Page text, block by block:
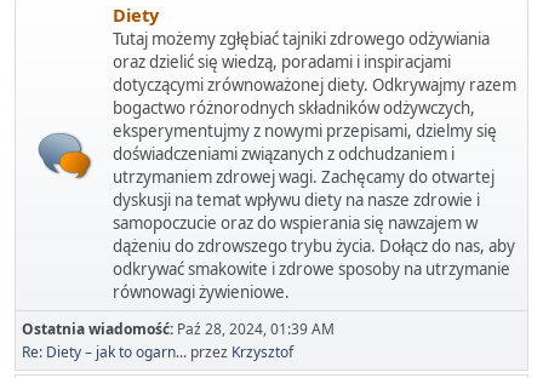
Diety
Tutaj możemy zgłębiać tajniki zdrowego odżywiania
oraz dzielić się wiedzą, poradami i inspiracjami
dotyczącymi zrównoważonej diety. Odkrywajmy razem
bogactwo różnorodnych składników odżywczych,
eksperymentujmy z nowymi przepisami, dzielmy się
doświadczeniami związanych z odchudzaniem i
utrzymaniem zdrowej wagi. Zachęcamy do otwartej
dyskusji na temat wpływu diety na nasze zdrowie i
samopoczucie oraz do wspierania się nawzajem w
dążeniu do zdrowszego trybu życia. Dołącz do nas, aby
odkrywać smakowite i zdrowe sposoby na utrzymanie
równowagi żywieniowe.
Ostatnia wiadomość: Paź 28, 2024, 01:39 AM
Re: Diety – jak to ogarn... przez Krzysztof